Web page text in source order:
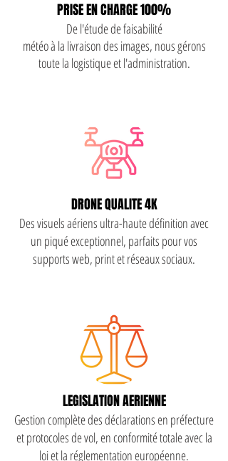
PRISE EN CHARGE 100%
De l'étude de faisabilité
météo à la livraison des images, nous gérons
toute la logistique et l'administration.
DRONE QUALITE 4K
Des visuels aériens ultra-haute définition avec
un piqué exceptionnel, parfaits pour vos
supports web, print et réseaux sociaux.
LEGISLATION AERIENNE
Gestion complète des déclarations en préfecture
et protocoles de vol, en conformité totale avec la
loi et la réglementation européenne.